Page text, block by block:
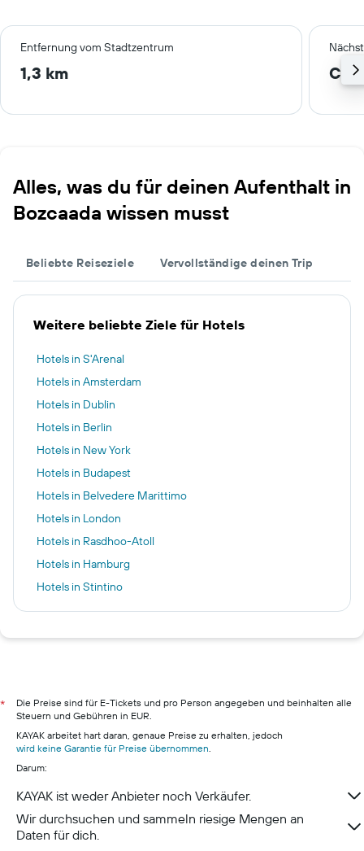
Entfernung vom Stadtzentrum
1,3 km
Alles, was du für deinen Aufenthalt in
Bozcaada wissen musst
Beliebte Reiseziele Vervollständige deinen Trip
Weitere beliebte Ziele für Hotels
Hotels in S'Arenal
Hotels in Amsterdam
Hotels in Dublin
Hotels in Berlin
Hotels in New York
Hotels in Budapest
Hotels in Belvedere Marittimo
Hotels in London
Hotels in Rasdhoo-Atoll
Hotels in Hamburg
Hotels in Stintino
Hotels in Münster
Hotels in München
Hotels in Berchtesgaden
Hotels in Konstanz
*
Die Preise sind für E-Tickets und pro Person angegeben und beinhalten alle
Steuern und Gebühren in EUR.
KAYAK arbeitet hart daran, genaue Preise zu erhalten, jedoch
wird keine Garantie für Preise übernommen.
Darum:
KAYAK ist weder Anbieter noch Verkäufer.
Wir durchsuchen und sammeln riesige Mengen an
Daten für dich.